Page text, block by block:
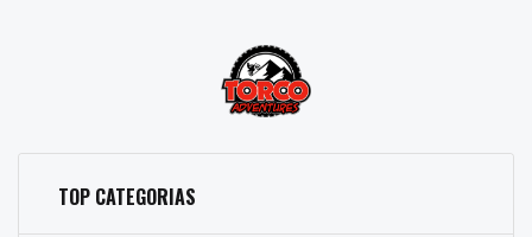
TOP CATEGORIAS